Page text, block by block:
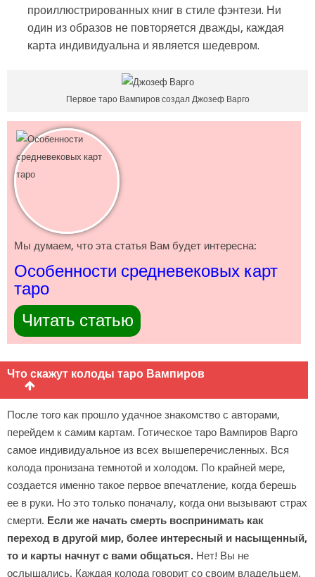
проиллюстрированных книг в стиле фэнтези. Ни
один из образов не повторяется дважды, каждая
карта индивидуальна и является шедевром.
Первое таро Вампиров создал Джозеф Варго
Мы думаем, что эта статья Вам будет интересна:
Особенности средневековых карт
таро
Читать статью
Что скажут колоды таро Вампиров
После того как прошло удачное знакомство с авторами,
перейдем к самим картам. Готическое таро Вампиров Варго
самое индивидуальное из всех вышеперечисленных. Вся
колода пронизана темнотой и холодом. По крайней мере,
создается именно такое первое впечатление, когда берешь
ее в руки. Но это только поначалу, когда они вызывают страх
смерти. Если же начать смерть воспринимать как
переход в другой мир, более интересный и насыщенный,
то и карты начнут с вами общаться. Нет! Вы не
ослышались. Каждая колода говорит со своим владельцем.